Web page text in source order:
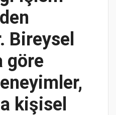
Bireysel
göre
kişisel